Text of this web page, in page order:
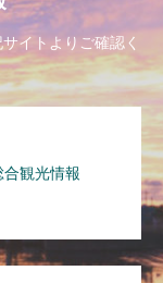
イトよりご確認く
合観光情報